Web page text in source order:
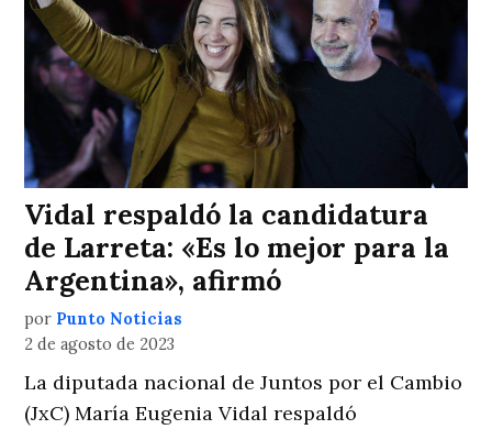
Vidal respaldó la candidatura
de Larreta: «Es lo mejor para la
Argentina», afirmó
por Punto Noticias
2 de agosto de 2023
La diputada nacional de Juntos por el Cambio
(JxC) María Eugenia Vidal respaldó